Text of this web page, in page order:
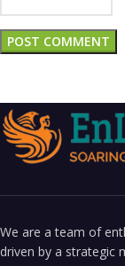
We are a team of
driven by a strategic